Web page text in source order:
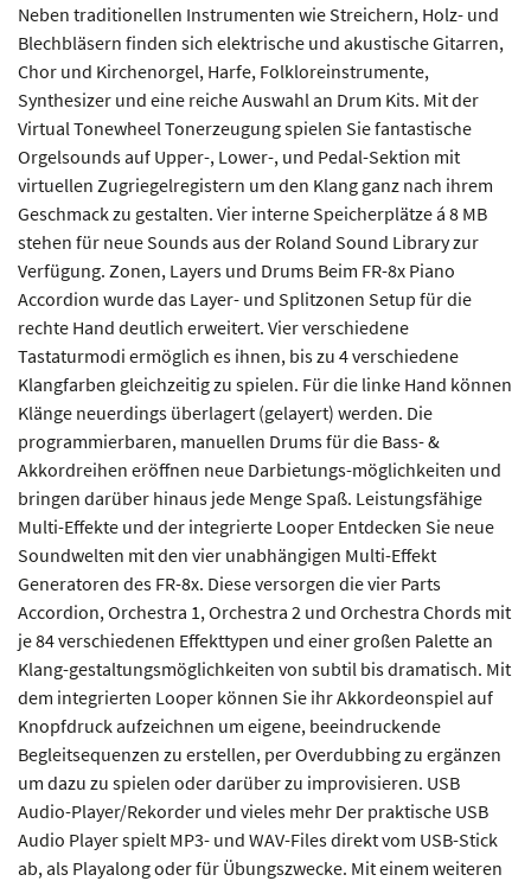
Neben traditionellen Instrumenten wie Streichern, Holz- und
Blechbläsern finden sich elektrische und akustische Gitarren,
Chor und Kirchenorgel, Harfe, Folkloreinstrumente,
Synthesizer und eine reiche Auswahl an Drum Kits. Mit der
Virtual Tonewheel Tonerzeugung spielen Sie fantastische
Orgelsounds auf Upper-, Lower-, und Pedal-Sektion mit
virtuellen Zugriegelregistern um den Klang ganz nach ihrem
Geschmack zu gestalten. Vier interne Speicherplätze á 8 MB
stehen für neue Sounds aus der Roland Sound Library zur
Verfügung. Zonen, Layers und Drums Beim FR-8x Piano
Accordion wurde das Layer- und Splitzonen Setup für die
rechte Hand deutlich erweitert. Vier verschiedene
Tastaturmodi ermöglich es ihnen, bis zu 4 verschiedene
Klangfarben gleichzeitig zu spielen. Für die linke Hand können
Klänge neuerdings überlagert (gelayert) werden. Die
programmierbaren, manuellen Drums für die Bass- &
Akkordreihen eröffnen neue Darbietungs-möglichkeiten und
bringen darüber hinaus jede Menge Spaß. Leistungsfähige
Multi-Effekte und der integrierte Looper Entdecken Sie neue
Soundwelten mit den vier unabhängigen Multi-Effekt
Generatoren des FR-8x. Diese versorgen die vier Parts
Accordion, Orchestra 1, Orchestra 2 und Orchestra Chords mit
je 84 verschiedenen Effekttypen und einer großen Palette an
Klang-gestaltungsmöglichkeiten von subtil bis dramatisch. Mit
dem integrierten Looper können Sie ihr Akkordeonspiel auf
Knopfdruck aufzeichnen um eigene, beeindruckende
Begleitsequenzen zu erstellen, per Overdubbing zu ergänzen
um dazu zu spielen oder darüber zu improvisieren. USB
Audio-Player/Rekorder und vieles mehr Der praktische USB
Audio Player spielt MP3- und WAV-Files direkt vom USB-Stick
ab, als Playalong oder für Übungszwecke. Mit einem weiteren